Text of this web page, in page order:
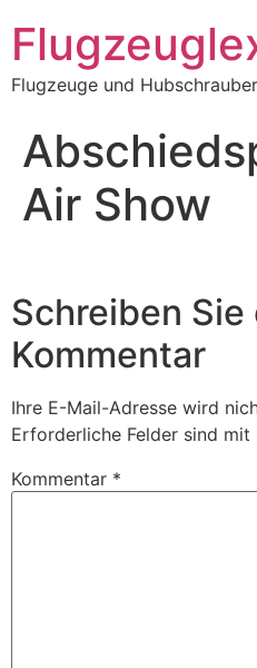
Inhalt
springen
Flugzeuge und Hubschrauber
Air Show
Schreiben Sie
Kommentar
Ihre E-Mail-Adresse wird
Erforderliche Felder sind mit
Kommentar *